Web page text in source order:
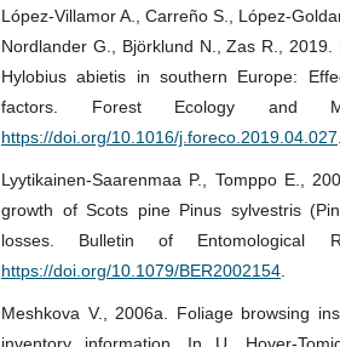
López-Villamor A., Carreño S., López-
Nordlander G., Björklund N., Zas R.,
Hylobius abietis in southern Europe:
factors. Forest Ecology and
https://doi.org/10.1016/j.foreco.2019.04.027
Lyytikainen-Saarenmaa P., Tomppo E.,
growth of Scots pine Pinus sylvestris
losses. Bulletin of Entomological
https://doi.org/10.1079/BER2002154
Meshkova V., 2006a. Foliage browsing